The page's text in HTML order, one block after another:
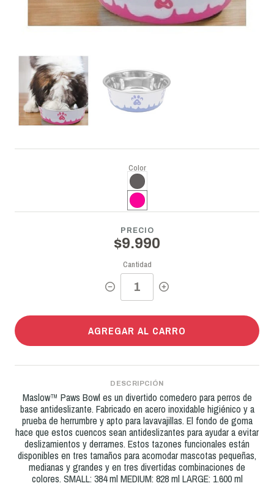
Color
PRECIO
$9.990
Cantidad
AGREGAR AL CARRO
DESCRIPCIÓN
Maslow™ Paws Bowl es un divertido comedero para perros de
base antideslizante. Fabricado en acero inoxidable higiénico y a
prueba de herrumbre y apto para lavavajillas. El fondo de goma
hace que estos cuencos sean antideslizantes para ayudar a evitar
deslizamientos y derrames. Estos tazones funcionales están
disponibles en tres tamaños para acomodar mascotas pequeñas,
medianas y grandes y en tres divertidas combinaciones de
colores. SMALL: 384 ml MEDIUM: 828 ml LARGE: 1.600 ml